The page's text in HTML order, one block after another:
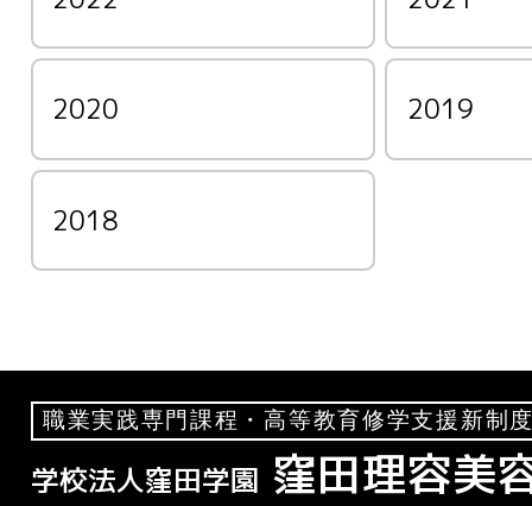
2020 2019
2018
職業実践専門課程・高等教育修学支援新制
学校法人窪田学園 窪田理容美